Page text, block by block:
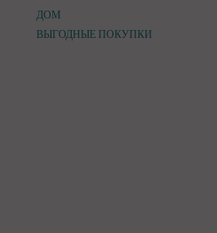
ДОМ
ВЫГОДНЫЕ ПОКУПКИ